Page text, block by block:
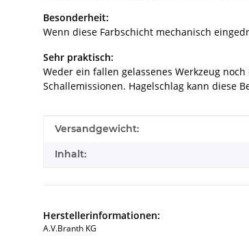
Besonderheit:
Wenn diese Farbschicht mechanisch
Sehr praktisch:
Weder ein fallen gelassenes Werkzeug
Schallemissionen. Hagelschlag kann diese
Produkteigenschaft
Wert
Versandgewicht:
Inhalt:
Herstellerinformationen:
A.V.Branth KG